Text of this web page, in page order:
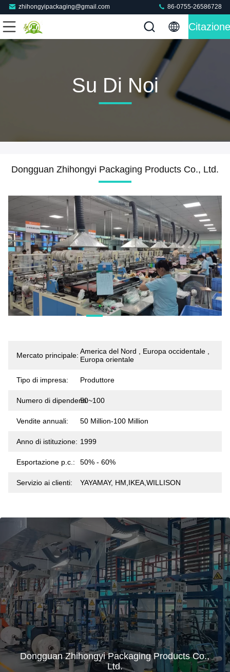
zhihongyipackaging@gmail.com 86-0755-26586728
Citazione
Su Di Noi
Dongguan Zhihongyi Packaging Products Co., Ltd.
Mercato principale: America del Nord , Europa occidentale ,
Europa orientale
Tipo di impresa: Produttore
Numero di dipendenti:50~100
Vendite annuali: 50 Million-100 Million
Anno di istituzione: 1999
Esportazione p.c.: 50% - 60%
Servizio ai clienti: YAYAMAY, HM,IKEA,WILLISON
Dongguan Zhihongyi Packaging Products Co.,
Ltd.